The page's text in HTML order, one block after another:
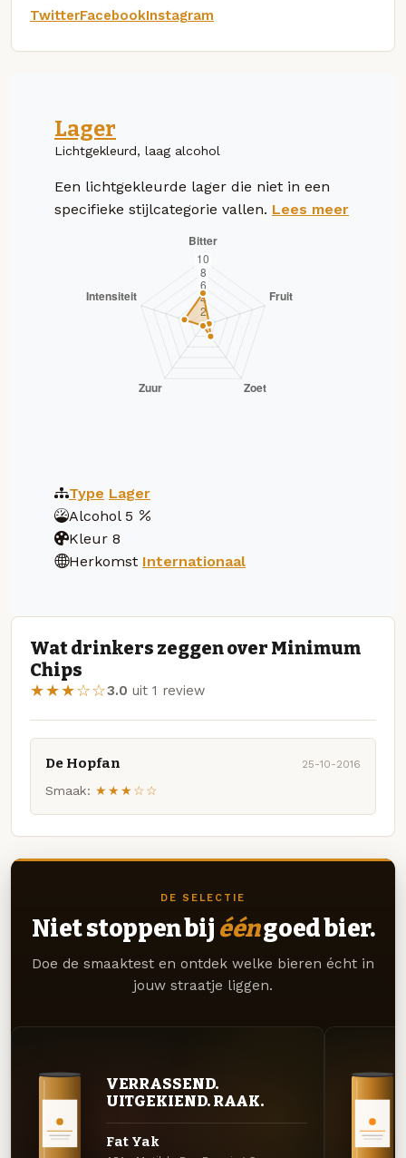
TwitterFacebookInstagram
Lager
Lichtgekleurd, laag alcohol
Een lichtgekleurde lager die niet in een
specifieke stijlcategorie vallen. Lees meer
Type Lager
Alcohol 5
Kleur 8
Herkomst Internationaal
Wat drinkers zeggen over Minimum
Chips
★★★☆☆3.0 uit 1 review
De Hopfan 25-10-2016
Smaak: ★★★☆☆
DE SELECTIE
Niet stoppen bij ééngoed bier.
Doe de smaaktest en ontdek welke bieren écht in
jouw straatje liggen.
VERRASSEND.
UITGEKIEND. RAAK.
Fat Yak